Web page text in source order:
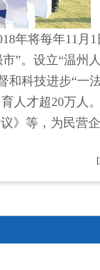
年将每年11月
”。设立“温州
和科技进步“一
人才超20万人
》等，为民营